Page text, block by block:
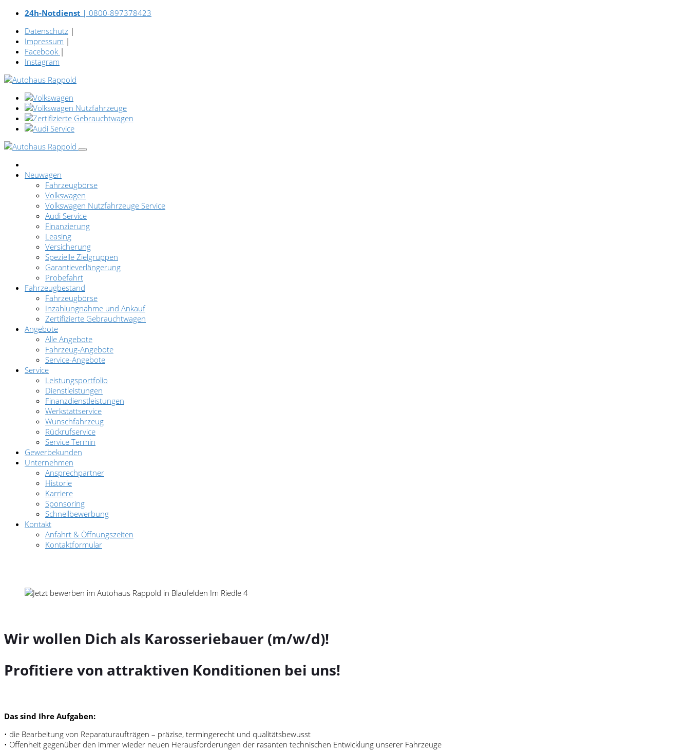
24h-Notdienst | 0800-897378423
Datenschutz |
Impressum |
Facebook |
Instagram
Neuwagen
Fahrzeugbörse
Volkswagen
Volkswagen Nutzfahrzeuge Service
Audi Service
Finanzierung
Leasing
Versicherung
Spezielle Zielgruppen
Garantieverlängerung
Probefahrt
Fahrzeugbestand
Fahrzeugbörse
Inzahlungnahme und Ankauf
Zertifizierte Gebrauchtwagen
Angebote
Alle Angebote
Fahrzeug-Angebote
Service-Angebote
Service
Leistungsportfolio
Dienstleistungen
Finanzdienstleistungen
Werkstattservice
Wunschfahrzeug
Rückrufservice
Service Termin
Gewerbekunden
Unternehmen
Ansprechpartner
Historie
Karriere
Sponsoring
Schnellbewerbung
Kontakt
Anfahrt & Öffnungszeiten
Kontaktformular
Wir wollen Dich als Karosseriebauer (m/w/d)!
Profitiere von attraktiven Konditionen bei uns!
Das sind Ihre Aufgaben:
• die Bearbeitung von Reparaturaufträgen – präzise, termingerecht und qualitätsbewusst
• Offenheit gegenüber den immer wieder neuen Herausforderungen der rasanten technischen Entwicklung unserer Fahrzeuge